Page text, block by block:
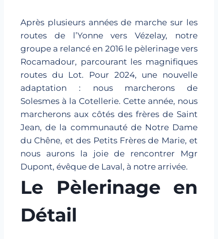
Après plusieurs années de marche sur les
routes de l’Yonne vers Vézelay, notre
groupe a relancé en 2016 le pèlerinage vers
Rocamadour, parcourant les magnifiques
routes du Lot. Pour 2024, une nouvelle
adaptation : nous marcherons de
Solesmes à la Cotellerie. Cette année, nous
marcherons aux côtés des frères de Saint
Jean, de la communauté de Notre Dame
du Chêne, et des Petits Frères de Marie, et
nous aurons la joie de rencontrer Mgr
Dupont, évêque de Laval, à notre arrivée.
Le Pèlerinage en
Détail